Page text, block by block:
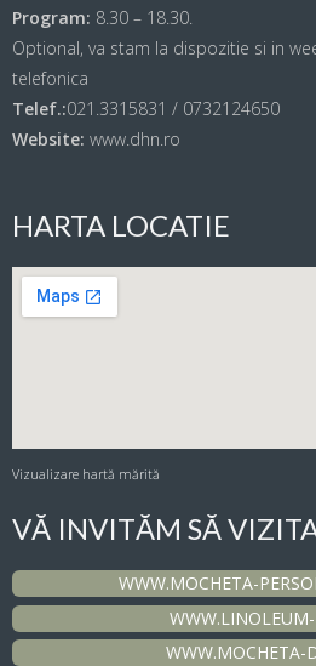
Program: 8.30 – 18.30.
Optional, va stam la dispozitie si in
telefonica
Telef.:021.3315831 / 0732124650
Website: www.dhn.ro
HARTA LOCATIE
Vizualizare hartă mărită
VĂ INVITĂM SĂ
WWW.MOCHETA-
WWW.LINOLEUM-
WWW.MOCHETA-